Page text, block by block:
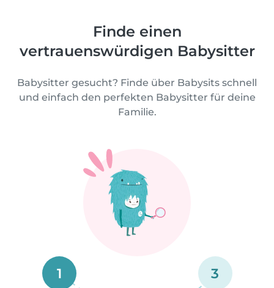
Finde einen
vertrauenswürdigen Babysitter
Babysitter gesucht? Finde über Babysits schnell
und einfach den perfekten Babysitter für deine
Familie.
1 3